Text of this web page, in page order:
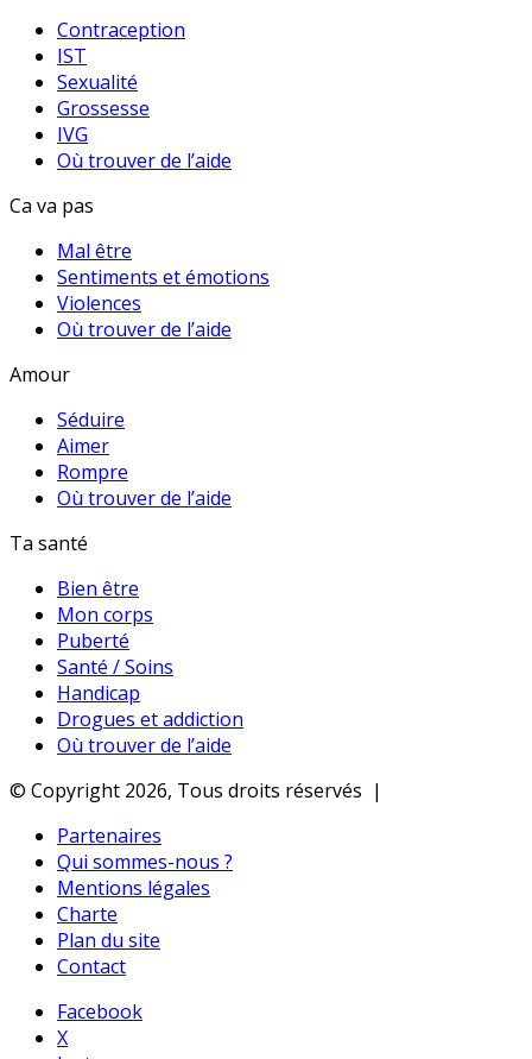
Contraception
IST
Sexualité
Grossesse
IVG
Où trouver de l’aide
Ca va pas
Mal être
Sentiments et émotions
Violences
Où trouver de l’aide
Amour
Séduire
Aimer
Rompre
Où trouver de l’aide
Ta santé
Bien être
Mon corps
Puberté
Santé / Soins
Handicap
Drogues et addiction
Où trouver de l’aide
© Copyright 2026, Tous droits réservés |
Partenaires
Qui sommes-nous ?
Mentions légales
Charte
Plan du site
Contact
Facebook
X